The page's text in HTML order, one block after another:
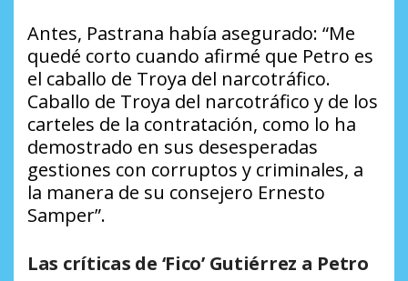
Antes, Pastrana había asegurado: “Me
quedé corto cuando afirmé que Petro es
el caballo de Troya del narcotráfico.
Caballo de Troya del narcotráfico y de los
carteles de la contratación, como lo ha
demostrado en sus desesperadas
gestiones con corruptos y criminales, a
la manera de su consejero Ernesto
Samper”.
Las críticas de ‘Fico’ Gutiérrez a Petro